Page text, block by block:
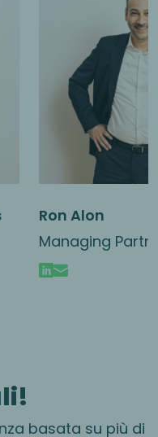
Ron Alon
Managing
Diversified
Devices
Incontrare
basata su più di